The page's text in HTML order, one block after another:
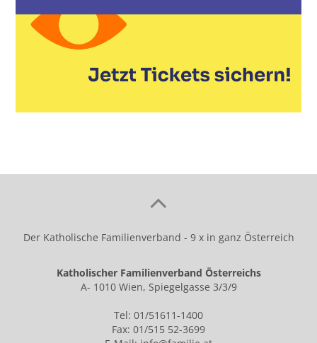
Der Katholische Familienverband - 9 x in ganz Österreich
Katholischer Familienverband Österreichs
A- 1010 Wien, Spiegelgasse 3/3/9
Tel: 01/51611-1400
Fax: 01/515 52-3699